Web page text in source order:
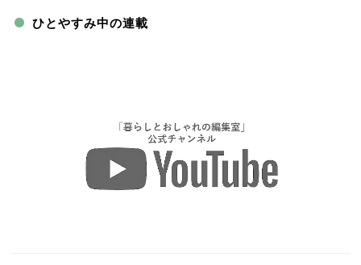
ひとやすみ中の連載